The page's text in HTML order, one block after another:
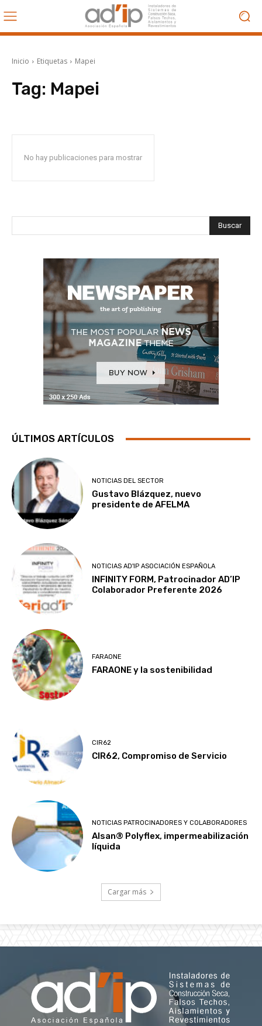
Inicio Etiquetas Mapei
Tag: Mapei
No hay publicaciones para mostrar
Buscar
ÚLTIMOS ARTÍCULOS
NOTICIAS DEL SECTOR
Gustavo Blázquez, nuevo
presidente de AFELMA
NOTICIAS AD'IP ASOCIACIÓN ESPAÑOLA
INFINITY FORM, Patrocinador AD’IP
Colaborador Preferente 2026
FARAONE
FARAONE y la sostenibilidad
CIR62
CIR62, Compromiso de Servicio
NOTICIAS PATROCINADORES Y COLABORADORES
Alsan® Polyflex, impermeabilización
líquida
Cargar más